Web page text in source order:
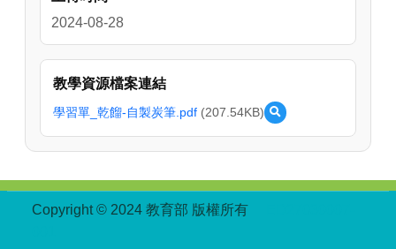
2024-08-28
教學資源檔案連結
學習單_乾餾-自製炭筆.pdf (207.54KB)
預
單
Copyright © 2024 教育部 版權所有